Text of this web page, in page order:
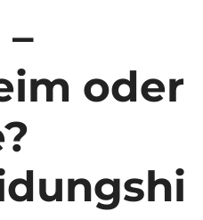
oder